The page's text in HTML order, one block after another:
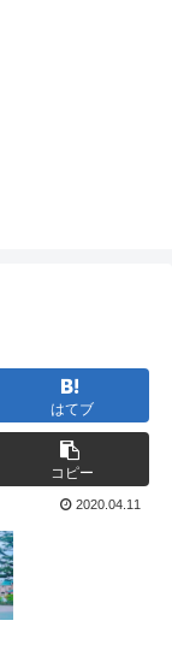
はてブ
コピー
2020.04.11